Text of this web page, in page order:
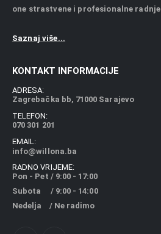
one strastvene i profesionalne radnje
Saznaj više...
KONTAKT INFORMACIJE
ADRESA:
Zagrebačka bb, 71000 Sarajevo
TELEFON:
070 301 201
EMAIL:
info@willona.ba
RADNO VRIJEME:
Pon - Pet / 9:00 - 17:00
Subota / 9:00 - 14:00
Nedelja / Ne radimo